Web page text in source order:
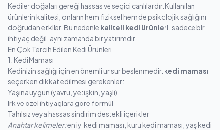
Kediler doğaları gereği hassas ve seçici canlılardır. Kullanılan
ürünlerin kalitesi, onların hem fiziksel hem de psikolojik sağlığını
doğrudan etkiler. Bu nedenle kaliteli kedi ürünleri , sadece bir
ihtiyaç değil, aynı zamanda bir yatırımdır.
En Çok Tercih Edilen Kedi Ürünleri
1. Kedi Maması
Kedinizin sağlığı için en önemli unsur beslenmedir. kedi maması
seçerken dikkat edilmesi gerekenler:
Yaşına uygun (yavru, yetişkin, yaşlı)
Irk ve özel ihtiyaçlara göre formül
Tahılsız veya hassas sindirim destekli içerikler
Anahtar kelimeler:en iyi kedi maması, kuru kedi maması, yaş kedi